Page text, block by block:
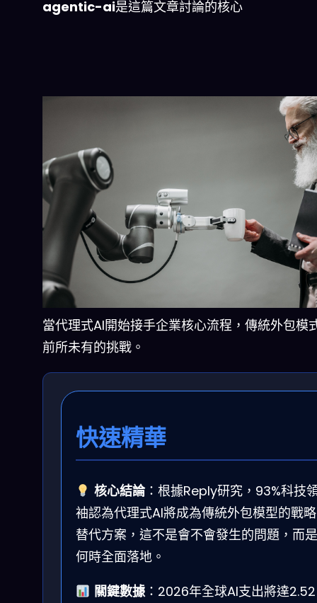
agentic-ai是這篇文章討論的核心
當代理式AI開始接手企業核心流程，傳統外包模
前所未有的挑戰。
快速精華
核心結論：根據Reply研究，93%科技
袖認為代理式AI將成為傳統外包模型的戰略
替代方案，這不是會不會發生的問題，而是
何時全面落地。
關鍵數據：2026年全球AI支出將達2.52